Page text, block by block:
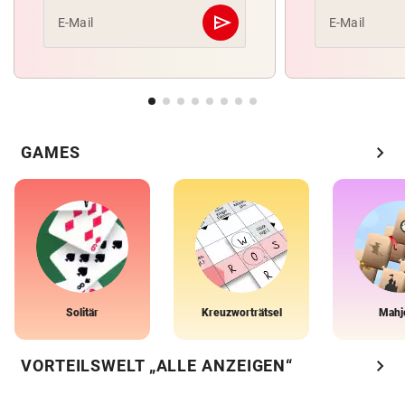
E-Mail send
Abschicken E-Mail
GAMES chevron_right
Solitär Kreuzworträtsel
VORTEILSWELT „ALLE ANZEIGEN“ chevron_right